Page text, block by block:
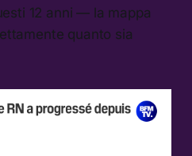
12 anni — la mappa
quanto sia